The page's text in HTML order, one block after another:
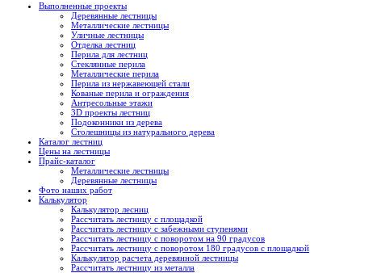
Выполненные проекты
Деревянные лестницы
Металлические лестницы
Уличные лестницы
Отделка лестниц
Перила для лестниц
Стеклянные перила
Металлические перила
Перила из нержавеющей стали
Кованые перила и ограждения
Антресольные этажи
3D проекты лестниц
Подоконники из дерева
Столешницы из натурального дерева
Каталог лестниц
Цены на лестницы
Прайс-каталог
Металлические лестницы
Деревянные лестницы
Фото наших работ
Калькулятор
Калькулятор лесниц
Рассчитать лестницу с площадкой
Рассчитать лестницу с забежными ступенями
Рассчитать лестницу с поворотом на 90 градусов
Рассчитать лестницу с поворотом 180 градусов с площадкой
Калькулятор расчета деревянной лестницы
Рассчитать лестницу из металла